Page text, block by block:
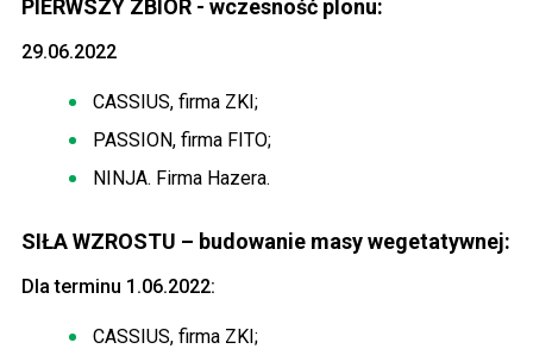
PIERWSZY ZBIÓR - wczesność plonu:
29.06.2022
CASSIUS, firma ZKI;
PASSION, firma FITO;
NINJA. Firma Hazera.
SIŁA WZROSTU – budowanie masy wegetatywnej:
Dla terminu 1.06.2022:
CASSIUS, firma ZKI;